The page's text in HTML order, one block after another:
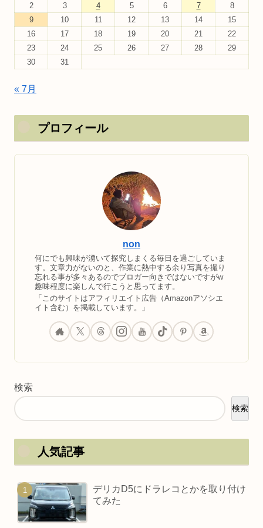
2
3 4 5 6 7
8
9
10 11 12 13 14
15
16
17 18 19 20 21
22
23
24 25 26 27 28
29
30
31
« 7月
プロフィール
non
何にでも興味が湧いて探究しまくる毎日を過ごしていま
す。文章力がないのと、作業に熱中する余り写真を撮り
忘れる事が多々あるのでブロガー向きではないですがw
趣味程度に楽しんで行こうと思ってます。
「このサイトはアフィリエイト広告（Amazonアソシエ
イト含む）を掲載しています。」
検索
検索
人気記事
デリカD5にドラレコとかを取り付け
てみた